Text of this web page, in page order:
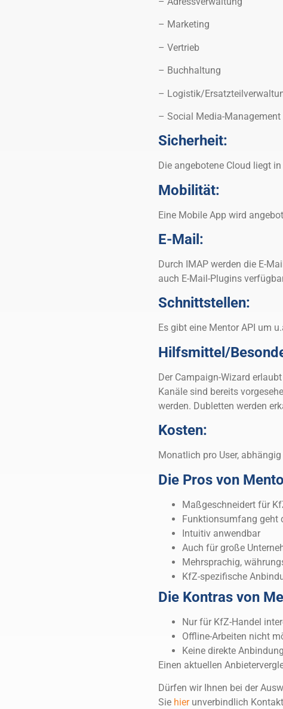
– Marketing
– Vertrieb
– Buchhaltung
– Logistik/
– Social Media-Management
Sicherheit:
Die angebotene Cloud liegt in
Mobilität:
Eine Mobile App wird
E-Mail:
Durch IMAP werden die E-
auch E-Mail-Plugins
Schnittstellen:
Es gibt eine Mentor API um
Hilfsmittel/
Der Campaign-Wizard
Kanäle sind bereits
werden. Dubletten werden
Kosten:
Monatlich pro User,
Die Pros von
Maßgeschneidert für
Funktionsumfang geht
Intuitiv anwendbar
Auch für große
Mehrsprachig,
KfZ-spezifische
Die Kontras von
Nur für KfZ-Handel
Offline-Arbeiten nicht
Keine direkte
Einen aktuellen
Dürfen wir Ihnen bei der
Sie hierunverbindlich